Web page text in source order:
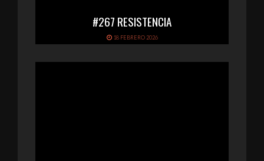
#267 RESISTENCIA
18 FEBRERO 2026